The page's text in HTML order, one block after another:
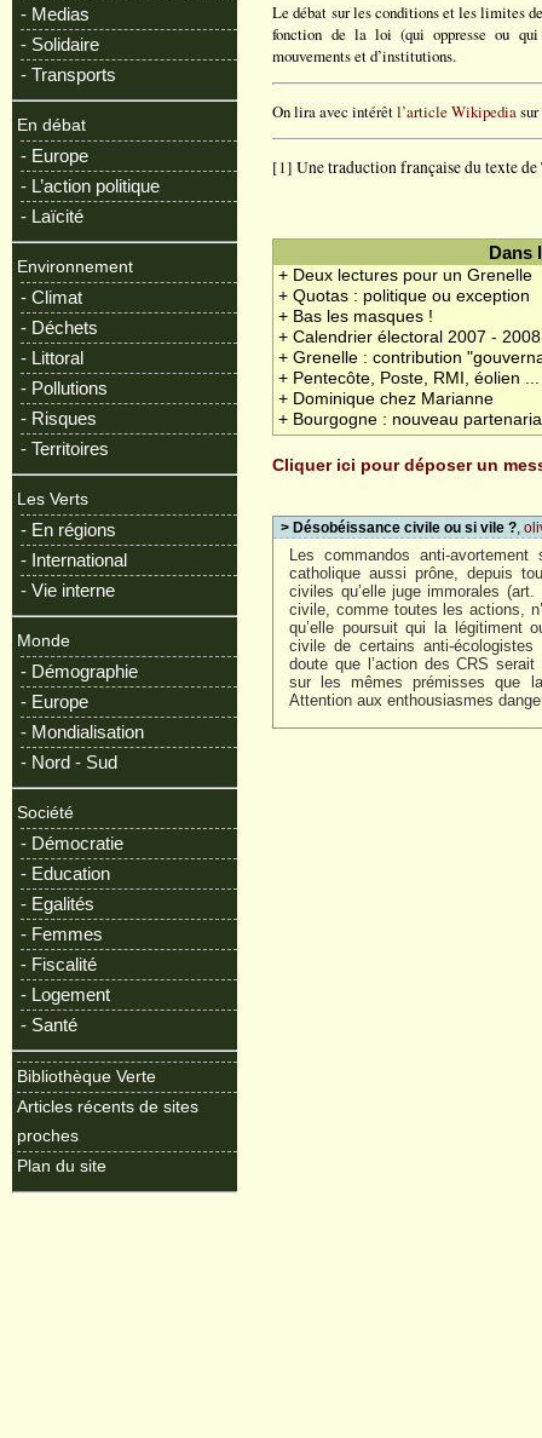
- Medias
- Solidaire
- Transports
En débat
- Europe
- L’action politique
- Laïcité
Environnement
- Climat
- Déchets
- Littoral
- Pollutions
- Risques
- Territoires
Les Verts
- En régions
- International
- Vie interne
Monde
- Démographie
- Europe
- Mondialisation
- Nord - Sud
Société
- Démocratie
- Education
- Egalités
- Femmes
- Fiscalité
- Logement
- Santé
Bibliothèque Verte
Articles récents de sites
proches
Plan du site
Le débat sur les conditions et les limites
fonction de la loi (qui oppresse ou
mouvements et d’institutions.
On lira avec intérêtl’article Wikipedia
[1] Une traduction française du texte
Dans
+ Deux lectures pour un Grenelle
+ Quotas : politique ou exception
+ Bas les masques !
+ Calendrier électoral 2007 - 2008
+ Grenelle : contribution
+ Pentecôte, Poste, RMI, éolien ...
+ Dominique chez Marianne
+ Bourgogne : nouveau
Cliquer ici pour déposer un
> Désobéissance civile ou si vile ? ,
Les commandos anti-
catholique aussi prône, depuis
civiles qu’elle juge immorales
civile, comme toutes les actions,
qu’elle poursuit qui la légitiment
civile de certains anti-
doute que l’action des CRS
sur les mêmes prémisses que
Attention aux enthousiasmes